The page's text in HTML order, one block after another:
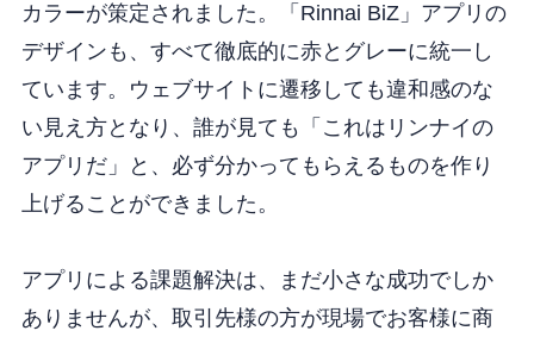
カラーが策定されました。「Rinnai BiZ」アプリの
デザインも、すべて徹底的に赤とグレーに統一し
ています。ウェブサイトに遷移しても違和感のな
い見え方となり、誰が見ても「これはリンナイの
アプリだ」と、必ず分かってもらえるものを作り
上げることができました。
アプリによる課題解決は、まだ小さな成功でしか
ありませんが、取引先様の方が現場でお客様に商